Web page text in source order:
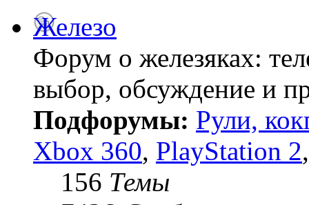
Железо
Форум о железяках:
выбор, обсуждение и
Подфорумы: Рули,
Xbox 360, PlayStation 2
156 Темы